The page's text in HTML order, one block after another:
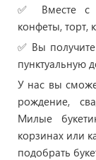
✅ Вместе с
конфеты, торт,
✅ Вы
пунктуальную
У нас вы
рождение,
Милые
корзинах или
подобрать